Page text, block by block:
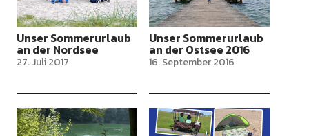
Unser Sommerurlaub
an der Nordsee
27. Juli 2017
Unser Sommerurlaub
an der Ostsee 2016
16. September 2016